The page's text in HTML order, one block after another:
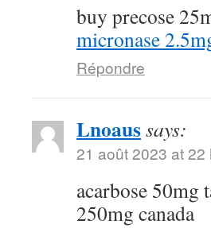
buy precose
micronase
Répondre
Lnoaussays:
21 août 2023 at 22
acarbose 50mg
250mg canada